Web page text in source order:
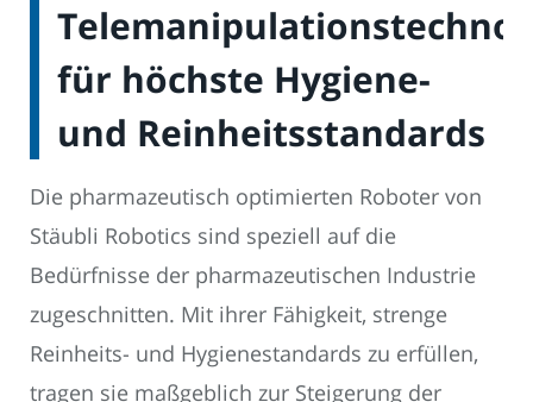
für höchste Hygiene-
und Reinheitsstandards
Die pharmazeutisch optimierten Roboter von
Stäubli Robotics sind speziell auf die
Bedürfnisse der pharmazeutischen Industrie
zugeschnitten. Mit ihrer Fähigkeit, strenge
Reinheits- und Hygienestandards zu erfüllen,
tragen sie maßgeblich zur Steigerung der